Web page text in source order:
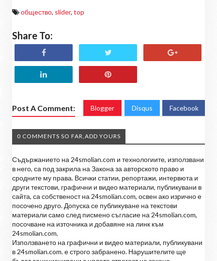
общество, slider, top
Share To:
Post A Comment: Blogger Disqus Facebook
0 COMMENTS SO FAR,ADD YOURS
Съдържанието на 24smolian.com и технологиите, използвани
в него, са под закрила на Закона за авторското право и
сродните му права. Всички статии, репортажи, интервюта и
други текстови, графични и видео материали, публикувани в
сайта, са собственост на 24smolian.com, освен ако изрично е
посочено друго. Допуска се публикуване на текстови
материали само след писмено съгласие на 24smolian.com,
посочване на източника и добавяне на линк към
24smolian.com.
Използването на графични и видео материали, публикувани
в 24smolian.com. е строго забранено. Нарушителите ще